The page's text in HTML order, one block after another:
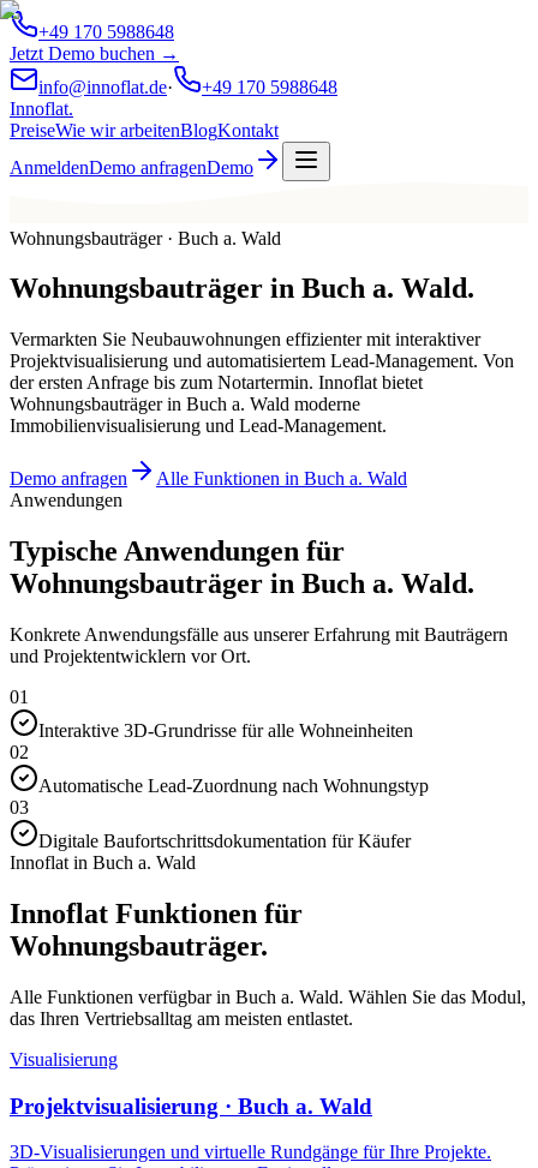
+49 170 5988648
Jetzt Demo buchen →
info@innoflat.de·
+49 170 5988648
Innoflat.
PreiseWie wir arbeitenBlogKontakt
AnmeldenDemo anfragenDemo
Wohnungsbauträger · Buch a. Wald
Wohnungsbauträger in Buch a. Wald.
Vermarkten Sie Neubauwohnungen effizienter mit interaktiver
Projektvisualisierung und automatisiertem Lead-Management. Von
der ersten Anfrage bis zum Notartermin. Innoflat bietet
Wohnungsbauträger in Buch a. Wald moderne
Immobilienvisualisierung und Lead-Management.
Demo anfragen
Alle Funktionen in Buch a. Wald
Anwendungen
Typische Anwendungen für
Wohnungsbauträger in Buch a. Wald.
Konkrete Anwendungsfälle aus unserer Erfahrung mit Bauträgern
und Projektentwicklern vor Ort.
01
Interaktive 3D-Grundrisse für alle Wohneinheiten
02
Automatische Lead-Zuordnung nach Wohnungstyp
03
Digitale Baufortschrittsdokumentation für Käufer
Innoflat in Buch a. Wald
Innoflat Funktionen für
Wohnungsbauträger.
Alle Funktionen verfügbar in Buch a. Wald. Wählen Sie das Modul,
das Ihren Vertriebsalltag am meisten entlastet.
Visualisierung
Projektvisualisierung · Buch a. Wald
3D-Visualisierungen und virtuelle Rundgänge für Ihre Projekte.